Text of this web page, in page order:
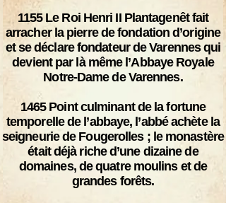
1155Le Roi Henri II Plantagenêt fait
arracher la pierre de fondation d’origine
et se déclare fondateur de Varennes qui
devient par là même l’Abbaye Royale
Notre-Dame de Varennes.
1465 Point culminant de la fortune
temporelle de l’abbaye, l’abbé achète la
seigneurie de Fougerolles ; le monastère
était déjà riche d’une dizaine de
domaines, de quatre moulins et de
grandes forêts.